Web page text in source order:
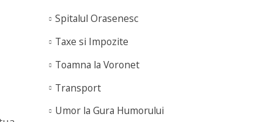
Spitalul Orasenesc
Taxe si Impozite
Toamna la Voronet
Transport
Umor la Gura Humorului